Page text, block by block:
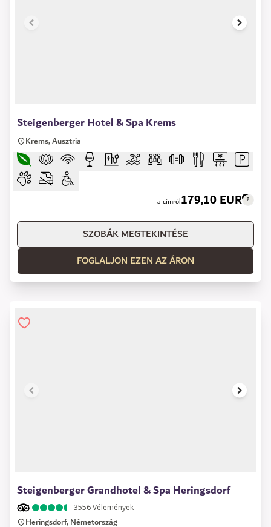
Steigenberger Hotel & Spa Krems
Krems, Ausztria
a címről179,10 EUR
SZOBÁK MEGTEKINTÉSE
FOGLALJON EZEN AZ ÁRON
Steigenberger Grandhotel & Spa Heringsdorf
3556Vélemények
Heringsdorf, Németország